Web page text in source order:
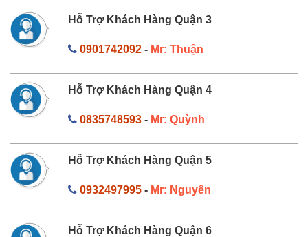
Hỗ Trợ Khách Hàng Quận 3
0901742092- Mr: Thuận
Hỗ Trợ Khách Hàng Quận 4
0835748593- Mr: Quỳnh
Hỗ Trợ Khách Hàng Quận 5
0932497995- Mr: Nguyên
Hỗ Trợ Khách Hàng Quận 6